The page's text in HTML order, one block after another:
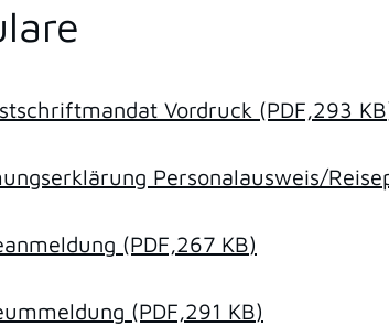
Vordruck (PDF,293 KB
Personalausweis/
(PDF,267 KB)
(PDF,291 KB)